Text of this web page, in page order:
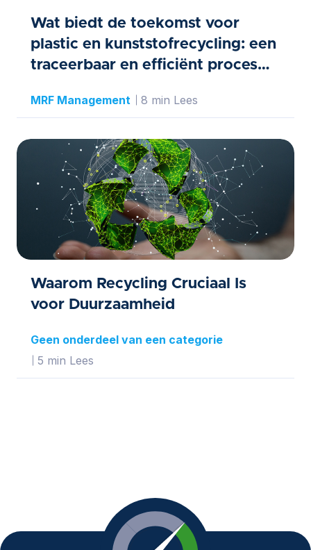
Wat biedt de toekomst voor
plastic en kunststofrecycling: een
traceerbaar en efficiënt proces
MRF Management 8 min Lees
Waarom Recycling Cruciaal Is
voor Duurzaamheid
Geen onderdeel van een categorie
5 min Lees